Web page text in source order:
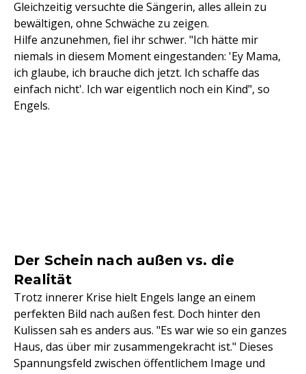
Gleichzeitig versuchte die Sängerin, alles allein zu
bewältigen, ohne Schwäche zu zeigen.
Hilfe anzunehmen, fiel ihr schwer. "Ich hätte mir
niemals in diesem Moment eingestanden: 'Ey Mama,
ich glaube, ich brauche dich jetzt. Ich schaffe das
einfach nicht'. Ich war eigentlich noch ein Kind", so
Engels.
Der Schein nach außen vs. die
Realität
Trotz innerer Krise hielt Engels lange an einem
perfekten Bild nach außen fest. Doch hinter den
Kulissen sah es anders aus. "Es war wie so ein ganzes
Haus, das über mir zusammengekracht ist." Dieses
Spannungsfeld zwischen öffentlichem Image und